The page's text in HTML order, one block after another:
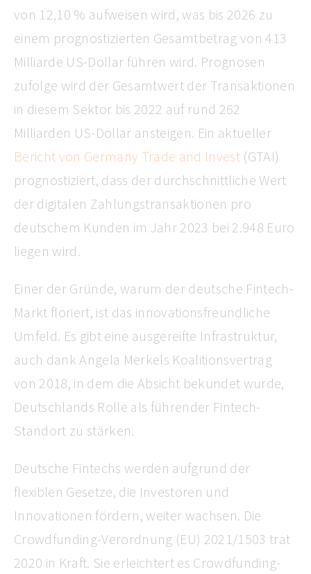
von 12,10 % aufweisen wird, was bis 2026 zu
einem prognostizierten Gesamtbetrag von 413
Milliarde US-Dollar führen wird. Prognosen
zufolge wird der Gesamtwert der Transaktionen
in diesem Sektor bis 2022 auf rund 262
Milliarden US-Dollar ansteigen. Ein aktueller
Bericht von Germany Trade and Invest(GTAI)
prognostiziert, dass der durchschnittliche Wert
der digitalen Zahlungstransaktionen pro
deutschem Kunden im Jahr 2023 bei 2.948 Euro
liegen wird.
Einer der Gründe, warum der deutsche Fintech-
Markt floriert, ist das innovationsfreundliche
Umfeld. Es gibt eine ausgereifte Infrastruktur,
auch dank Angela Merkels Koalitionsvertrag
von 2018, in dem die Absicht bekundet wurde,
Deutschlands Rolle als führender Fintech-
Standort zu stärken.
Deutsche Fintechs werden aufgrund der
flexiblen Gesetze, die Investoren und
Innovationen fördern, weiter wachsen. Die
Crowdfunding-Verordnung (EU) 2021/1503 trat
2020 in Kraft. Sie erleichtert es Crowdfunding-